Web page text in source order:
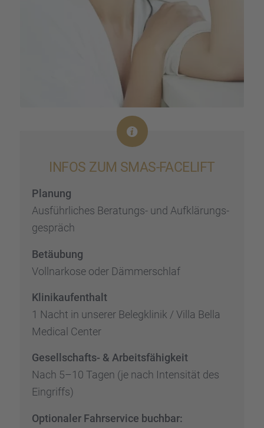
INFOS ZUM SMAS-FACELIFT
Planung
Ausführ­li­ches Beratungs- und Aufklä­rungs­
ge­spräch
Betäu­bung
Vollnar­kose oder Dämmer­schlaf
Klinik­auf­ent­halt
1 Nacht in unserer Beleg­kli­nik / Villa Bella
Medical Center
Gesell­schafts- & Arbeits­fä­hig­keit
Nach 5–10 Tagen (je nach Inten­si­tät des
Eingriffs)
Optio­na­ler Fahrser­vice buchbar: